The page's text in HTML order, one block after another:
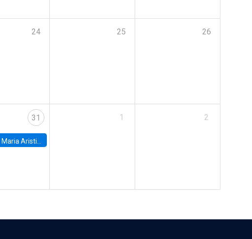
24 25 26
31
Maria Aristizabal-Ramirez, FED Board
1 2